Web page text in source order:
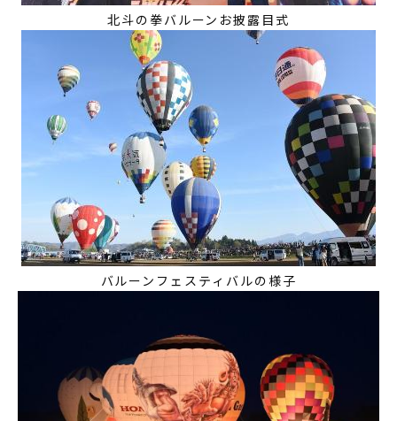
北斗の拳バルーンお披露目式
バルーンフェスティバルの様子